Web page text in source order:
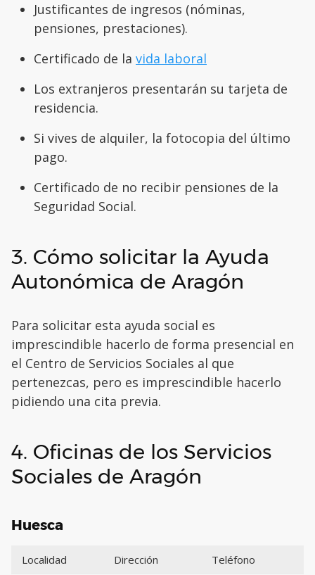
Justificantes de ingresos (nóminas,
pensiones, prestaciones).
Certificado de la vida laboral
Los extranjeros presentarán su tarjeta de
residencia.
Si vives de alquiler, la fotocopia del último
pago.
Certificado de no recibir pensiones de la
Seguridad Social.
3. Cómo solicitar la Ayuda
Autonómica de Aragón
Para solicitar esta ayuda social es
imprescindible hacerlo de forma presencial en
el Centro de Servicios Sociales al que
pertenezcas, pero es imprescindible hacerlo
pidiendo una cita previa.
4. Oficinas de los Servicios
Sociales de Aragón
Huesca
Localidad Dirección Teléfono